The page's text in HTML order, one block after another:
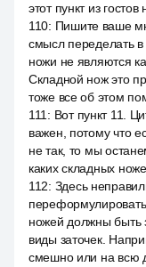
этот пункт из
110: Пишите ваше
смысл переделать в
ножи не являются
Складной нож это
тоже все об этом
111 : Вот пункт 11.
важен, потому что
не так, то мы
каких складных
112: Здесь
ножей должны быть
виды заточек.
смешно или на всю